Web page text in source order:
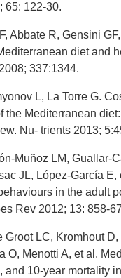
65: 122-30.
Abbate R, Gensini
diet and
337:1344.
L, La Torre G.
the Mediterranean
Nu- trients 2013;
Muñoz LM, Guallar-
JL, López-García E,
in the adult
Rev 2012; 13: 858-
Groot LC, Kromhout D,
O, Menotti A, et al.
and 10-year mortality